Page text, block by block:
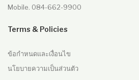
Mobile. 084-662-9900
Terms & Policies
ข้อกำหนดและเงื่อนไข
นโยบายความเป็นส่วนตัว